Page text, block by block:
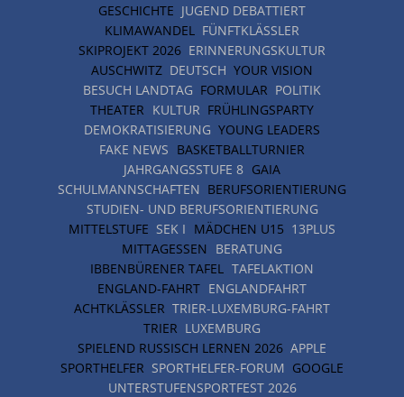
GESCHICHTE JUGEND DEBATTIERT
KLIMAWANDEL
FÜNFTKLÄSSLER
SKIPROJEKT 2026 ERINNERUNGSKULTUR
AUSCHWITZ DEUTSCH YOUR VISION
BESUCH LANDTAG FORMULAR POLITIK
THEATER KULTUR FRÜHLINGSPARTY
DEMOKRATISIERUNG YOUNG LEADERS
FAKE NEWS BASKETBALLTURNIER
JAHRGANGSSTUFE 8 GAIA
SCHULMANNSCHAFTEN BERUFSORIENTIERUNG
STUDIEN- UND BERUFSORIENTIERUNG
MITTELSTUFE SEK I MÄDCHEN U15 13PLUS
MITTAGESSEN BERATUNG
IBBENBÜRENER TAFEL
TAFELAKTION
ENGLAND-FAHRT ENGLANDFAHRT
ACHTKLÄSSLER TRIER-LUXEMBURG-FAHRT
TRIER LUXEMBURG
SPIELEND RUSSISCH LERNEN 2026 APPLE
SPORTHELFER SPORTHELFER-FORUM GOOGLE
UNTERSTUFENSPORTFEST 2026